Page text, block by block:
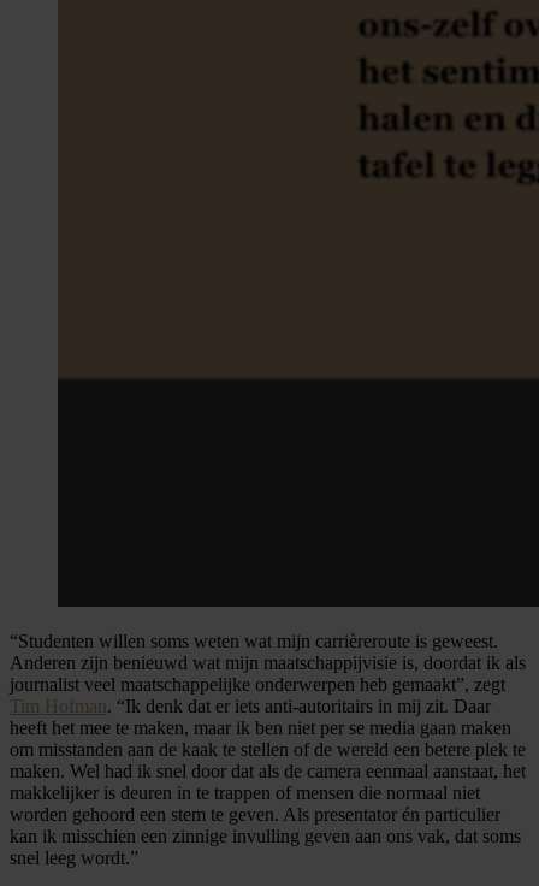
“Studenten willen soms weten wat mijn carrièreroute is geweest.
Anderen zijn benieuwd wat mijn maatschappijvisie is, doordat ik als
journalist veel maatschappelijke onderwerpen heb gemaakt”, zegt
Tim Hofman. “Ik denk dat er iets anti-autoritairs in mij zit. Daar
heeft het mee te maken, maar ik ben niet per se media gaan maken
om misstanden aan de kaak te stellen of de wereld een betere plek te
maken. Wel had ik snel door dat als de camera eenmaal aanstaat, het
makkelijker is deuren in te trappen of mensen die normaal niet
worden gehoord een stem te geven. Als presentator én particulier
kan ik misschien een zinnige invulling geven aan ons vak, dat soms
snel leeg wordt.”